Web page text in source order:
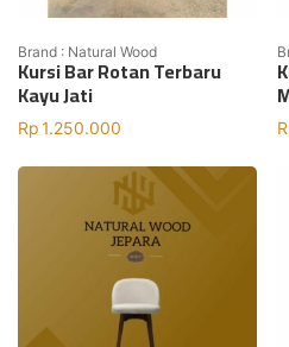
Brand : Natural Wood
Kursi Bar Rotan Terbaru
Kayu Jati
Rp1.250.000